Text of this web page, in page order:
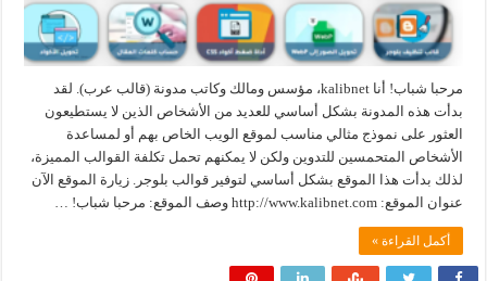
مرحبا شباب! أنا kalibnet، مؤسس ومالك وكاتب مدونة (قالب عرب). لقد
بدأت هذه المدونة بشكل أساسي للعديد من الأشخاص الذين لا يستطيعون
العثور على نموذج مثالي مناسب لموقع الويب الخاص بهم أو لمساعدة
الأشخاص المتحمسين للتدوين ولكن لا يمكنهم تحمل تكلفة القوالب المميزة،
لذلك بدأت هذا الموقع بشكل أساسي لتوفير قوالب بلوجر. زيارة الموقع الآن
عنوان الموقع: http://www.kalibnet.com وصف الموقع: مرحبا شباب! …
أكمل القراءة »